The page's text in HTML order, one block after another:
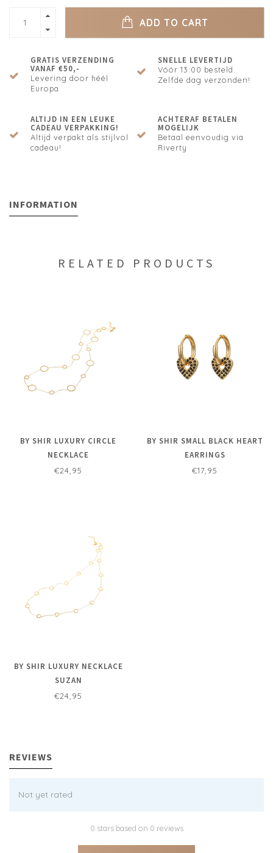
ADD TO CART
GRATIS VERZENDING
VANAF €50,-
Levering door héél
Europa
SNELLE LEVERTIJD
Vóór 13:00 besteld.
Zelfde dag verzonden!
ALTIJD IN EEN LEUKE
CADEAU VERPAKKING!
Altijd verpakt als stijlvol
cadeau!
ACHTERAF BETALEN
MOGELIJK
Betaal eenvoudig via
Riverty
INFORMATION
RELATED PRODUCTS
BY SHIR LUXURY CIRCLE
NECKLACE
€24,95
BY SHIR SMALL BLACK HEART
EARRINGS
€17,95
BY SHIR LUXURY NECKLACE
SUZAN
€24,95
REVIEWS
Not yet rated
0 stars based on 0 reviews